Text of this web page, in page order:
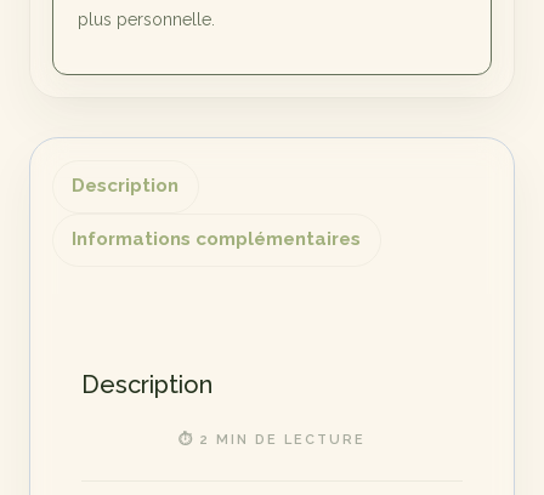
plus personnelle.
Description
Informations complémentaires
Description
⏱ 2 MIN DE LECTURE